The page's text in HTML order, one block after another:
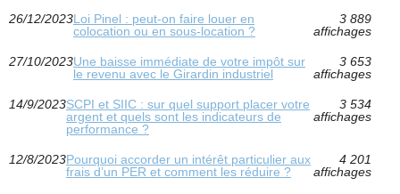
26/12/2023Loi Pinel : peut-on faire louer en
colocation ou en sous-location ?
3 889
affichages
27/10/2023Une baisse immédiate de votre impôt sur
le revenu avec le Girardin industriel
3 653
affichages
14/9/2023SCPI et SIIC : sur quel support placer votre
argent et quels sont les indicateurs de
performance ?
3 534
affichages
12/8/2023Pourquoi accorder un intérêt particulier aux
frais d’un PER et comment les réduire ?
4 201
affichages